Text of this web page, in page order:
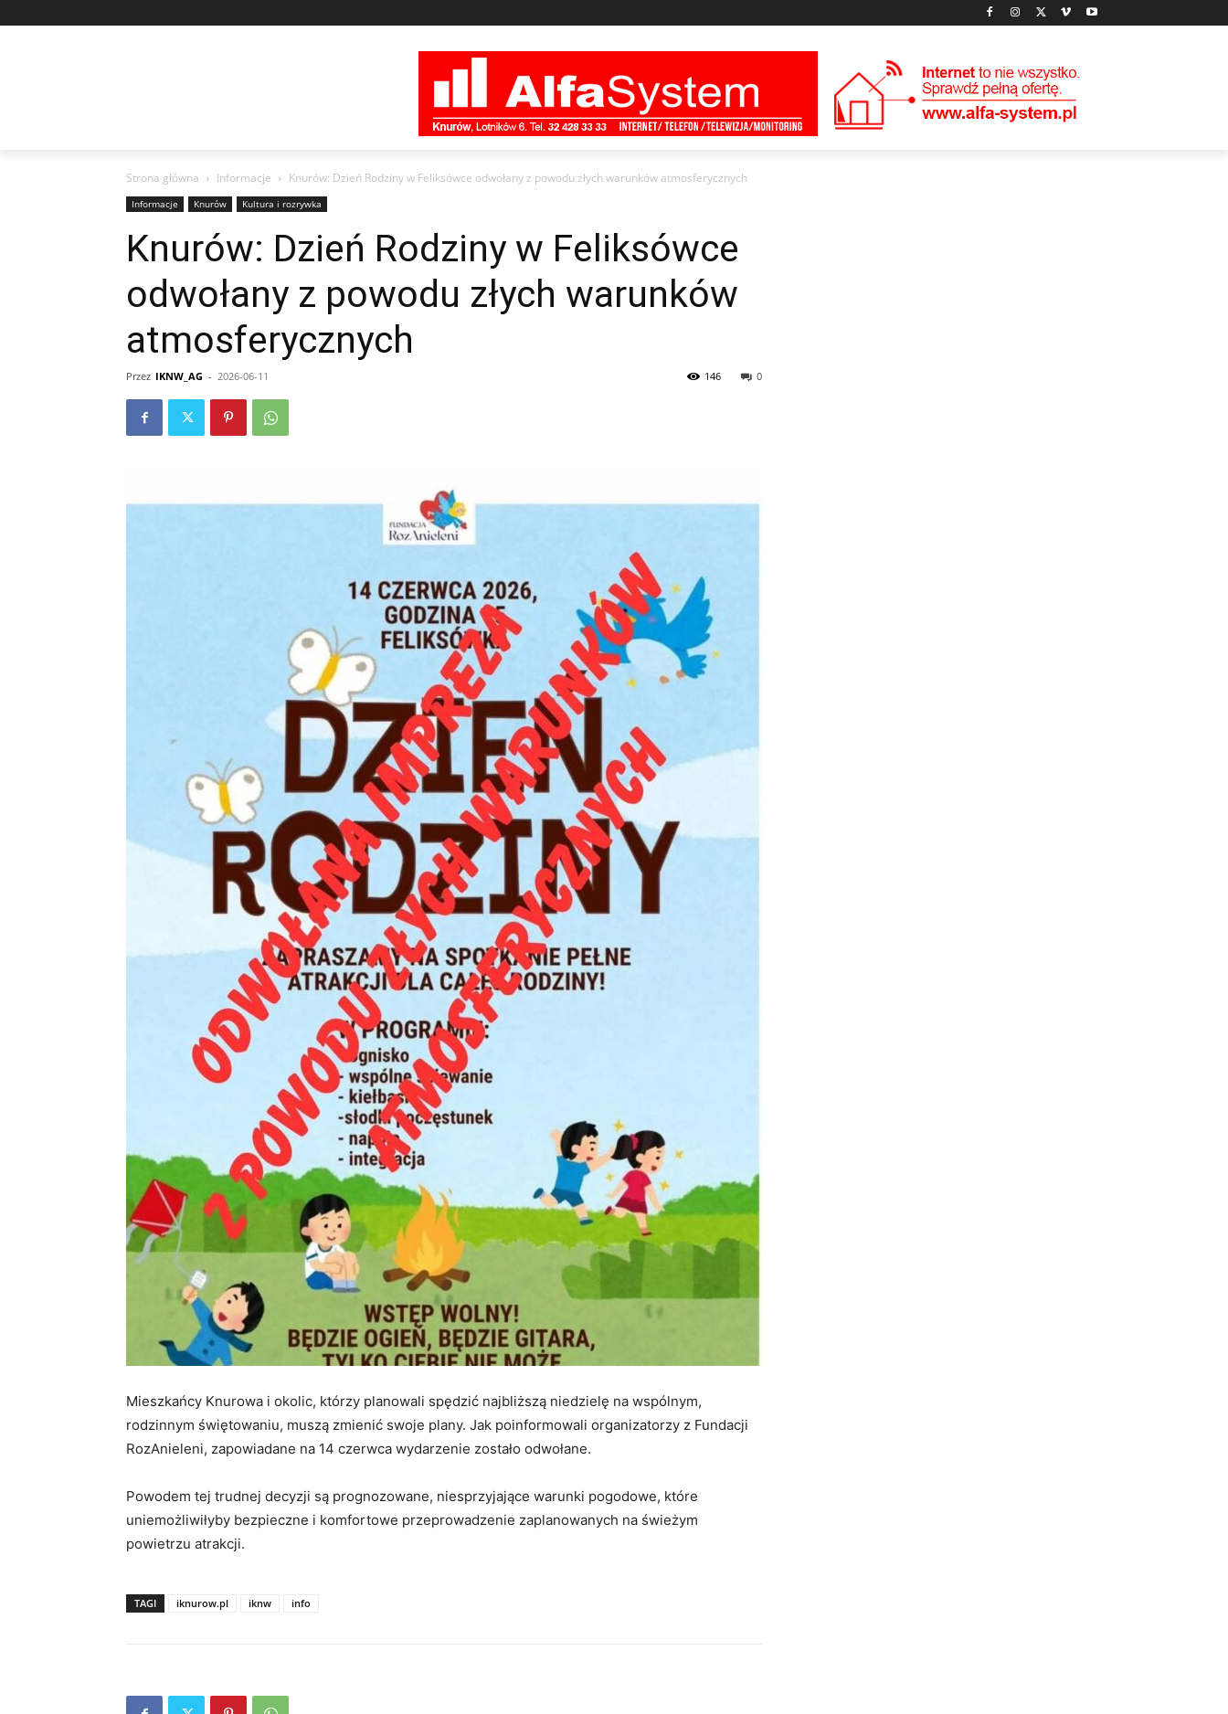
Strona główna Informacje Knurów: Dzień Rodziny w Feliksówce odwołany z powodu złych warunków atmosferycznych
Informacje Knurów Kultura i rozrywka
Knurów: Dzień Rodziny w Feliksówce
odwołany z powodu złych warunków
atmosferycznych
Przez IKNW_AG - 2026-06-11 0
146
Mieszkańcy Knurowa i okolic, którzy planowali spędzić najbliższą niedzielę na wspólnym,
rodzinnym świętowaniu, muszą zmienić swoje plany. Jak poinformowali organizatorzy z Fundacji
RozAnieleni, zapowiadane na 14 czerwca wydarzenie zostało odwołane.
Powodem tej trudnej decyzji są prognozowane, niesprzyjające warunki pogodowe, które
uniemożliwiłyby bezpieczne i komfortowe przeprowadzenie zaplanowanych na świeżym
powietrzu atrakcji.
TAGI iknurow.pl iknw info